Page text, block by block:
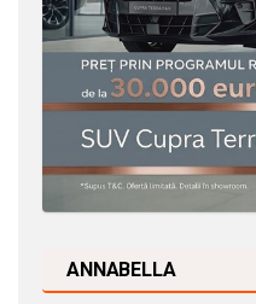
ANNABELLA